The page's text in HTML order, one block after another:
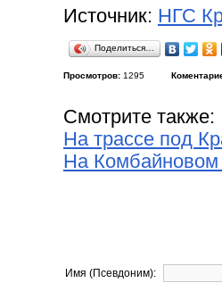
Источник: НГС
Поделиться…
Просмотров: 1295
Смотрите также:
На трассе под
На Комбайновом
Имя (Псевдоним):